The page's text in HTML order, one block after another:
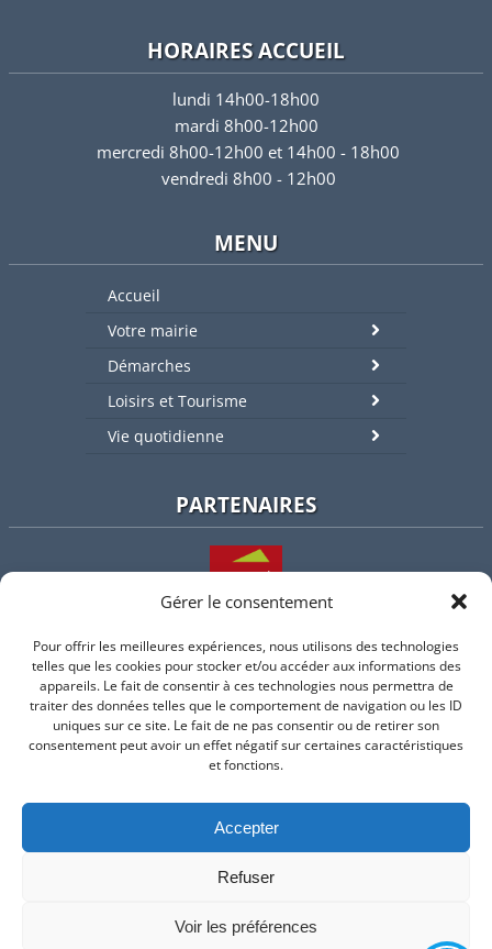
Gérer le consentement
Pour offrir les meilleures expériences, nous utilisons des technologies
telles que les cookies pour stocker et/ou accéder aux informations des
appareils. Le fait de consentir à ces technologies nous permettra de
traiter des données telles que le comportement de navigation ou les ID
uniques sur ce site. Le fait de ne pas consentir ou de retirer son
consentement peut avoir un effet négatif sur certaines caractéristiques
et fonctions.
Accepter
Refuser
Voir les préférences
HORAIRES ACCUEIL
lundi 14h00-18h00
mardi 8h00-12h00
mercredi 8h00-12h00 et 14h00 - 18h00
vendredi 8h00 - 12h00
MENU
Accueil
Votre mairie
Démarches
Loisirs et Tourisme
Vie quotidienne
PARTENAIRES
L'intercommunalité
Intramuros
Suivez-nous sur Facebook
Site